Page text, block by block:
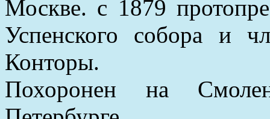
Москве. с 1879
Успенского собора и
Конторы.
Похоронен на